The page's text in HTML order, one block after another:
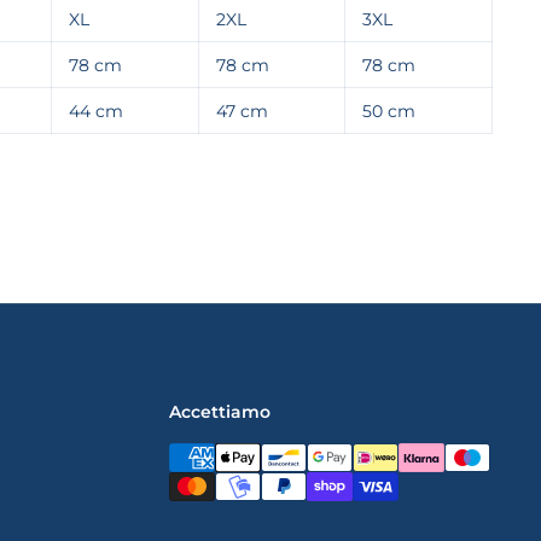
XL 2XL 3XL
78 cm 78 cm 78 cm
44 cm 47 cm 50 cm
Accettiamo